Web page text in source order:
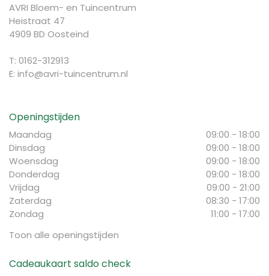
AVRI Bloem- en Tuincentrum
Heistraat 47
4909 BD Oosteind
T: 0162-312913
E: info@avri-tuincentrum.nl
Openingstijden
Maandag
09:00 - 18:00
Dinsdag
09:00 - 18:00
Woensdag
09:00 - 18:00
Donderdag
09:00 - 18:00
Vrijdag
09:00 - 21:00
Zaterdag
08:30 - 17:00
Zondag
11:00 - 17:00
Toon alle openingstijden
Cadeaukaart saldo check